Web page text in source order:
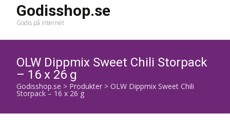
Godisshop.se
Godis på internet
OLW Dippmix Sweet Chili Storpack
– 16 x 26 g
Godisshop.se > Produkter > OLW Dippmix Sweet Chili
Storpack – 16 x 26 g